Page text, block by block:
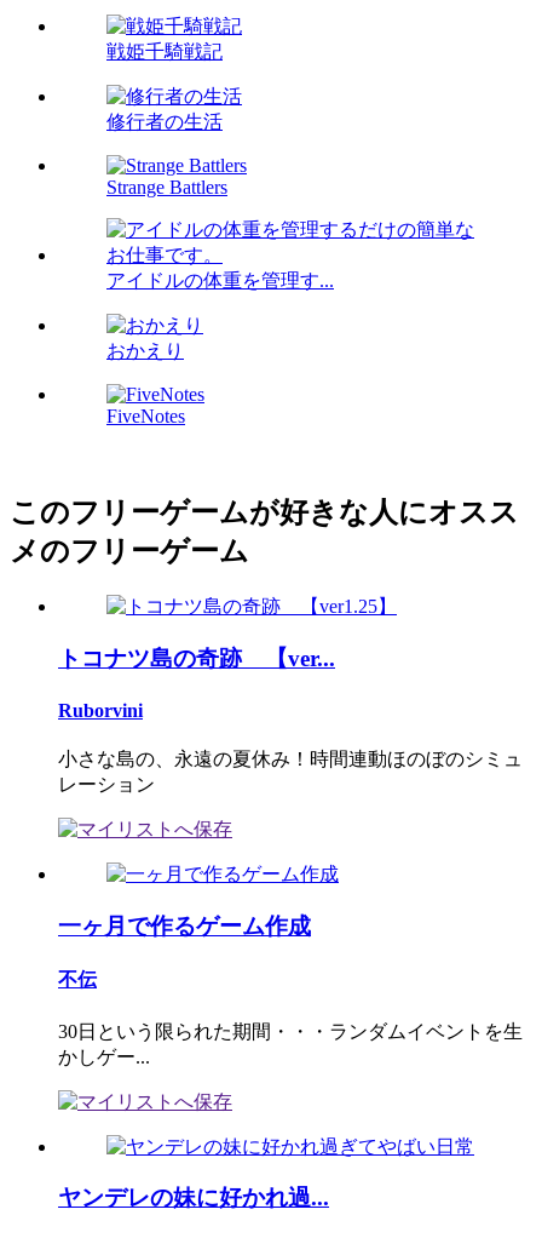
戦姫千騎戦記
修行者の生活
Strange Battlers
アイドルの体重を管理す...
おかえり
FiveNotes
このフリーゲームが好きな人にオスス
メのフリーゲーム
トコナツ島の奇跡 【ver...
Ruborvini
小さな島の、永遠の夏休み！時間連動ほのぼのシミュ
レーション
一ヶ月で作るゲーム作成
不伝
30日という限られた期間・・・ランダムイベントを生
かしゲー...
ヤンデレの妹に好かれ過...